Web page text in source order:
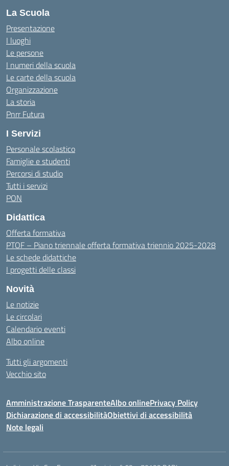
La Scuola
Presentazione
I luoghi
Le persone
I numeri della scuola
Le carte della scuola
Organizzazione
La storia
Pnrr Futura
I Servizi
Personale scolastico
Famiglie e studenti
Percorsi di studio
Tutti i servizi
PON
Didattica
Offerta formativa
PTOF – Piano triennale offerta formativa triennio 2025-2028
Le schede didattiche
I progetti delle classi
Novità
Le notizie
Le circolari
Calendario eventi
Albo online
Tutti gli argomenti
Vecchio sito
Amministrazione TrasparenteAlbo onlinePrivacy Policy
Dichiarazione di accessibilitàObiettivi di accessibilità
Note legali